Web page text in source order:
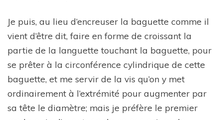
Je puis, au lieu d’encreuser la baguette comme il
vient d’être dit, faire en forme de croissant la
partie de la languette touchant la baguette, pour
se prêter à la circonférence cylindrique de cette
baguette, et me servir de la vis qu’on y met
ordinairement à l’extrémité pour augmenter par
sa tête le diamètre; mais je préfère le premier